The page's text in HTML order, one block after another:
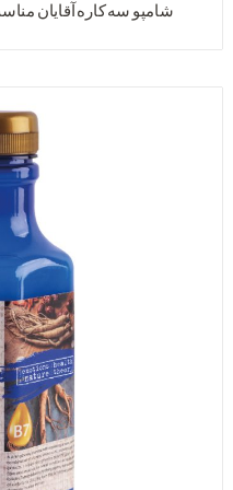
شامپو سه کاره آقایان